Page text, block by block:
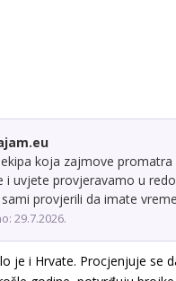
koja zajmove
i uvjete provjeravamo u
provjerili da imate
29.7.2026.
je i Hrvate. Procjenjuje se